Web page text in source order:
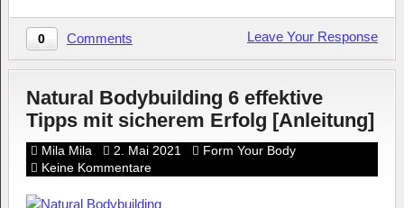
0 Comments Leave Your Response
Natural Bodybuilding 6 effektive
Tipps mit sicherem Erfolg [Anleitung]
Mila Mila 2. Mai 2021
Form Your Body
Keine Kommentare